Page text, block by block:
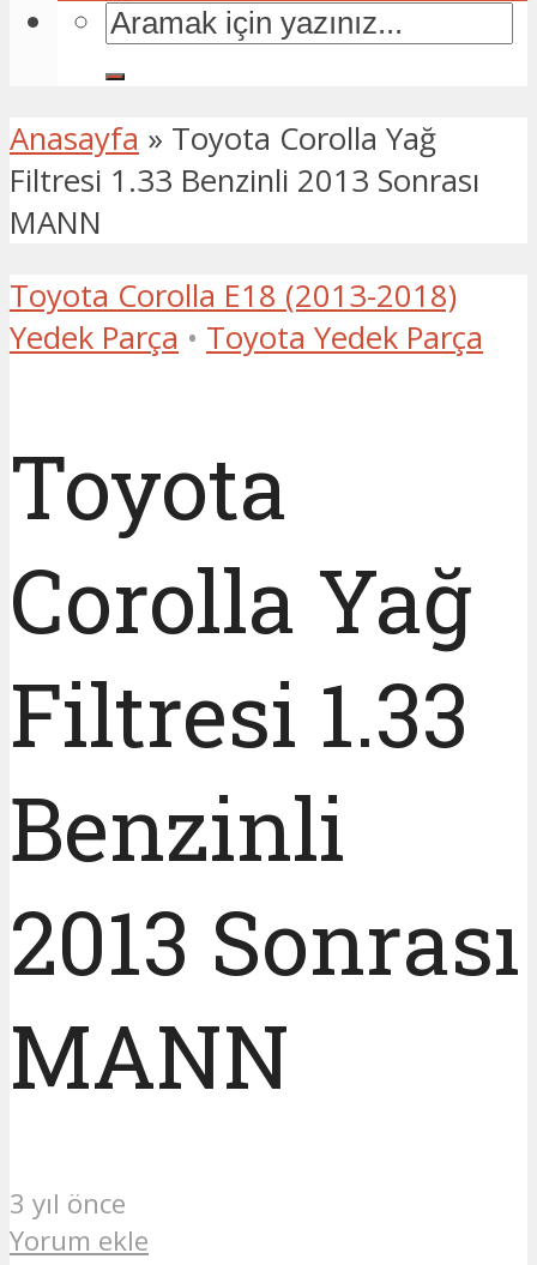
Anasayfa » Toyota Corolla Yağ
Filtresi 1.33 Benzinli 2013 Sonrası
MANN
Toyota Corolla E18 (2013-2018)
Yedek Parça • Toyota Yedek Parça
Toyota
Corolla Yağ
Filtresi 1.33
Benzinli
2013 Sonrası
MANN
3 yıl önce
Yorum ekle